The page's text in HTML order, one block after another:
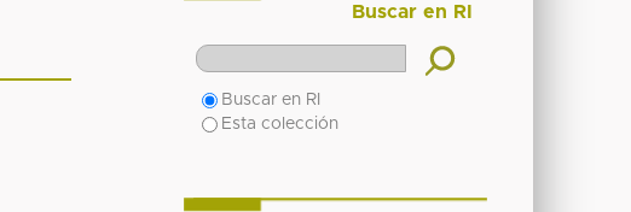
Buscar en RI
Buscar en RI
Esta colección